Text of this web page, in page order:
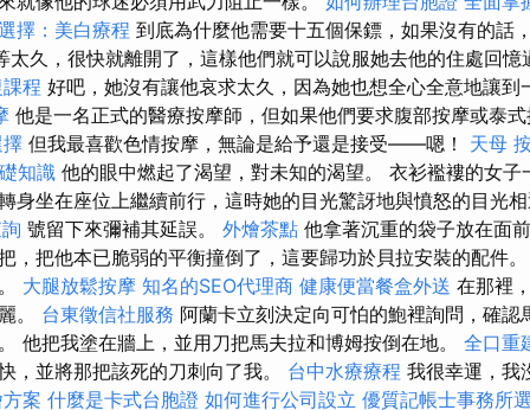
擇：美白療程 到底為什麼他需要十五個保鏢，如果沒有的話
久，很快就離開了，這樣他們就可以說服她去他的住處回
程 好吧，她沒有讓他哀求太久，因為她也想全心全意地讓
他是一名正式的醫療按摩師，但如果他們要求腹部按摩或泰
但我最喜歡色情按摩，無論是給予還是接受——嗯！ 天母
知識 他的眼中燃起了渴望，對未知的渴望。 衣衫襤褸的女子
身坐在座位上繼續前行，這時她的目光驚訝地與憤怒的目光
號留下來彌補其延誤。 外燴茶點 他拿著沉重的袋子放在面
，把他本已脆弱的平衡撞倒了，這要歸功於貝拉安裝的配件
大腿放鬆按摩 知名的SEO代理商 健康便當餐盒外送 在那裡
。 台東徵信社服務 阿蘭卡立刻決定向可怕的鮑裡詢問，確認
他把我塗在牆上，並用刀把馬夫拉和博姆按倒在地。 全口重
，並將那把該死的刀刺向了我。 台中水療療程 我很幸運，我
案 什麼是卡式台胞證 如何進行公司設立 優質記帳士事務所